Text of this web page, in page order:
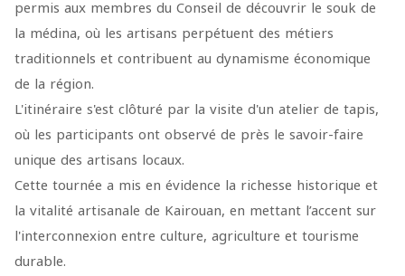
permis aux membres du Conseil de découvrir le souk de
la médina, où les artisans perpétuent des métiers
traditionnels et contribuent au dynamisme économique
de la région.
L'itinéraire s'est clôturé par la visite d'un atelier de tapis,
où les participants ont observé de près le savoir-faire
unique des artisans locaux.
Cette tournée a mis en évidence la richesse historique et
la vitalité artisanale de Kairouan, en mettant l’accent sur
l'interconnexion entre culture, agriculture et tourisme
durable.